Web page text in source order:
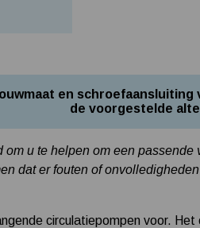
en
de voorgestelde
u te helpen om een
dat er fouten of
circulatiepompen voor.